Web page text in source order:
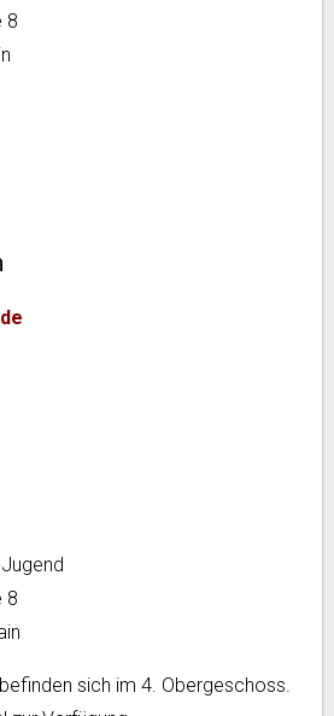
8
8
sich im 4. Obergeschoss.